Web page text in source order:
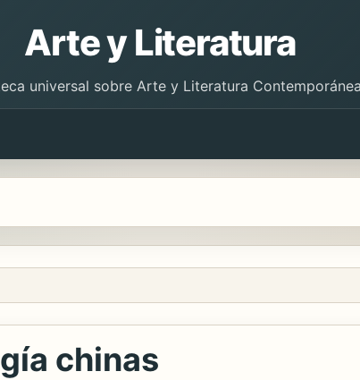
Arte y Literatura
universal sobre Arte y Literatura
chinas